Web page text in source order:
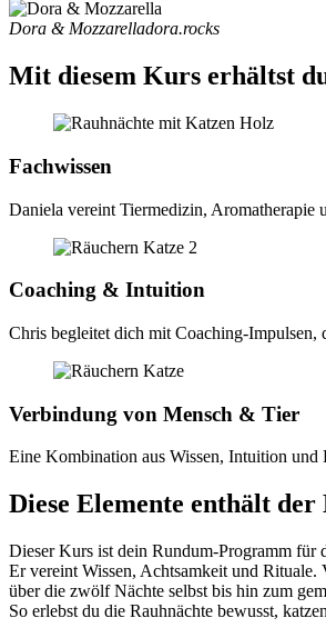
Dora & Mozzarelladora.rocks
Mit diesem Kurs erhältst
Fachwissen
Daniela vereint Tiermedizin, Aromatherapie
Coaching & Intuition
Chris begleitet dich mit Coaching-
Verbindung von Mensch & Tier
Eine Kombination aus Wissen, Intuition und
Diese Elemente enthält
Dieser Kurs ist dein Rundum-Programm für
Er vereint Wissen, Achtsamkeit und
über die zwölf Nächte selbst bis hin zum
So erlebst du die Rauhnächte bewusst,